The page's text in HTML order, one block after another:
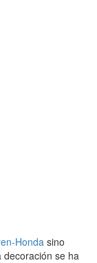
Hondasino
decoración se ha